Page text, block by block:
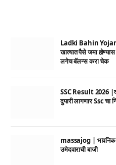
Ladki Bahin Yojana
खात्यात पैसे जमा
लगेच बॅलन्स करा चेक
SSC Result 2026
दुपारी लागणार Ssc चा
massajog | भावनिक
उमेदवाराची बाजी